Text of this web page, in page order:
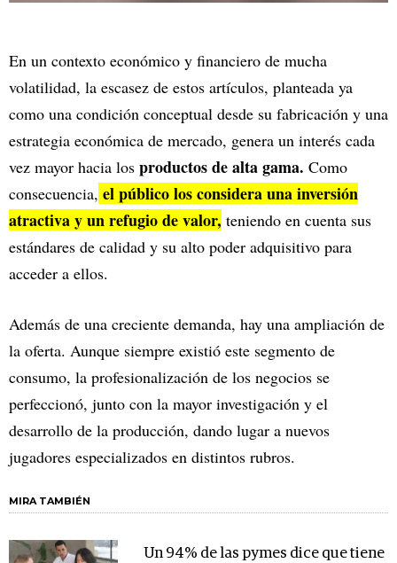
En un contexto económico y financiero de mucha
volatilidad, la escasez de estos artículos, planteada ya
como una condición conceptual desde su fabricación y una
estrategia económica de mercado, genera un interés cada
vez mayor hacia los productos de alta gama. Como
consecuencia, el público los considera una inversión
atractiva y un refugio de valor, teniendo en cuenta sus
estándares de calidad y su alto poder adquisitivo para
acceder a ellos.
Además de una creciente demanda, hay una ampliación de
la oferta. Aunque siempre existió este segmento de
consumo, la profesionalización de los negocios se
perfeccionó, junto con la mayor investigación y el
desarrollo de la producción, dando lugar a nuevos
jugadores especializados en distintos rubros.
MIRA TAMBIÉN
Un 94% de las pymes dice que tiene